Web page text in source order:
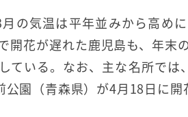
の気温は平年並みから高め
開花が遅れた鹿児島も、年
ている。なお、主な名所で
園（青森県）が4月18日に開